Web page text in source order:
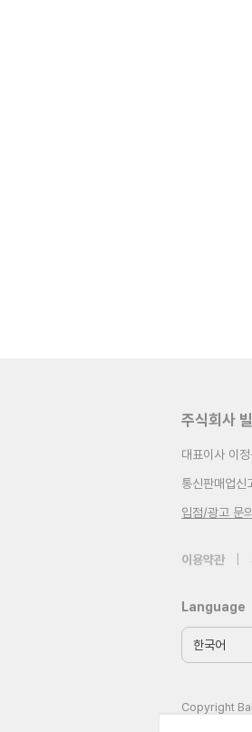
주식회사
대표이사 이
통신판매업신
입점/광고 문의
이용약관
Language
Copyright